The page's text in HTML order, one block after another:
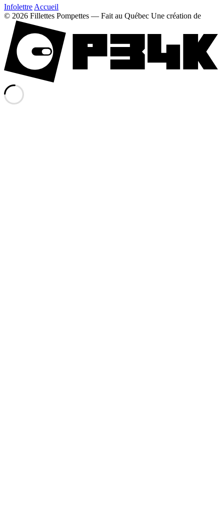
Infolettre Accueil
© 2026 Fillettes Pompettes — Fait au Québec Une création de